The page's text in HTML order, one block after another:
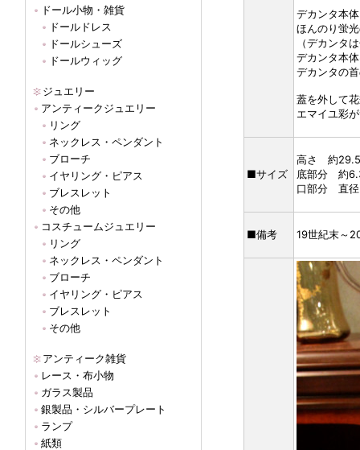
ドール小物・雑貨
ドールドレス
ドールシューズ
ドールウィッグ
ジュエリー
アンティークジュエリー
リング
ネックレス・ペンダント
ブローチ
イヤリング・ピアス
ブレスレット
その他
コスチュームジュエリー
リング
ネックレス・ペンダント
ブローチ
イヤリング・ピアス
ブレスレット
その他
アンティーク雑貨
レース・布小物
ガラス製品
銀製品・シルバープレート
ランプ
紙類
デカンタ本
ほんのり蛍
（デカンタ
デカンタ本
デカンタの
蓋を外して
エマイユ彩
■サイズ
高さ 約
底部分 約
口部分 直
■備考 19世紀末～